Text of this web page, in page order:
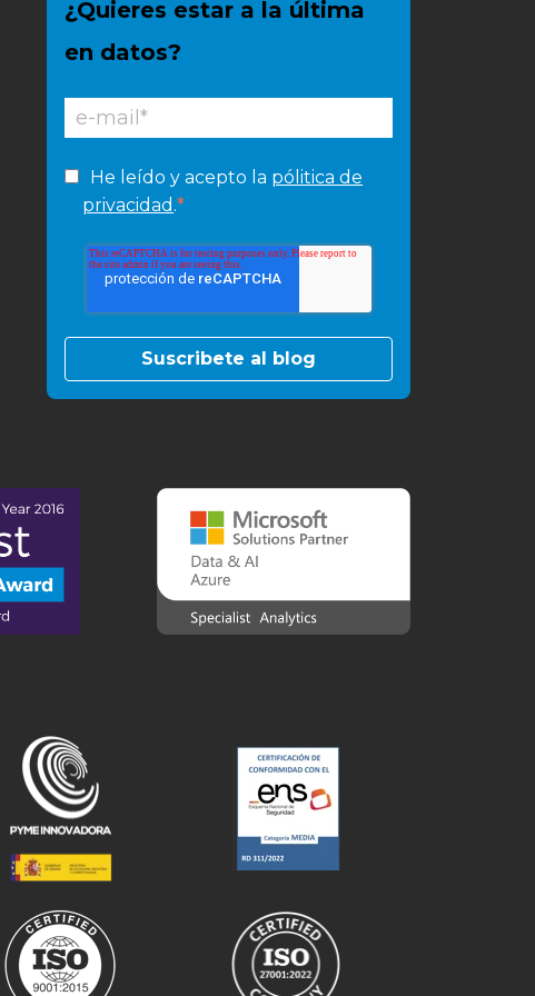
¿Quieres estar a la última
en datos?
He leído y acepto la pólitica de
privacidad .*